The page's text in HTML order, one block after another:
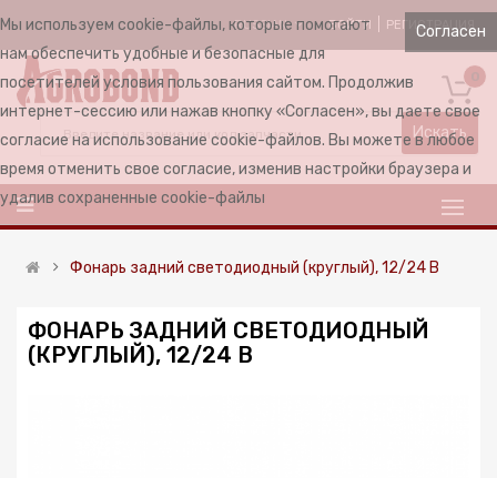
RUSSIAN ВОЙТИ РЕГИСТРАЦИЯ
Искать
Фонарь задний cветодиодный (круглый), 12/24 В
ФОНАРЬ ЗАДНИЙ CВЕТОДИОДНЫЙ
(КРУГЛЫЙ), 12/24 В
Согласен
Мы используем cookie-файлы, которые помогают
нам обеспечить удобные и безопасные для
посетителей условия пользования сайтом. Продолжив
интернет-сессию или нажав кнопку «Согласен», вы даете свое
согласие на использование cookie-файлов. Вы можете в любое
время отменить свое согласие, изменив настройки браузера и
удалив сохраненные cookie-файлы